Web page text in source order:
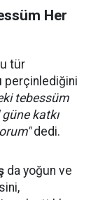
Her
tür
perçinlediğini
tebessüm
katkı
dedi.
da yoğun ve